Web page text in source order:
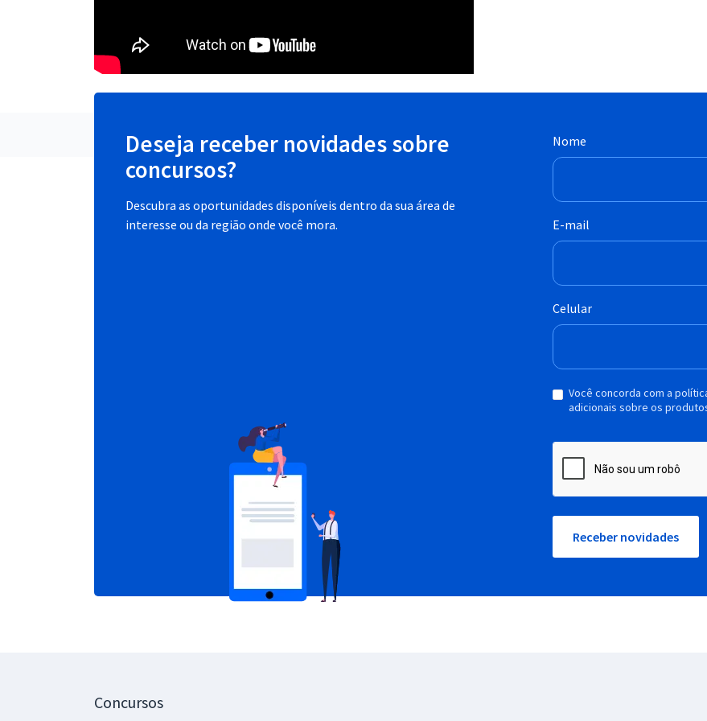
Deseja receber novidades sobre
concursos?
Descubra as oportunidades disponíveis dentro da sua área de
interesse ou da região onde você mora.
Nome
E-mail
Celular
Você concorda com a
adicionais sobre os
Receber novidades
Concursos